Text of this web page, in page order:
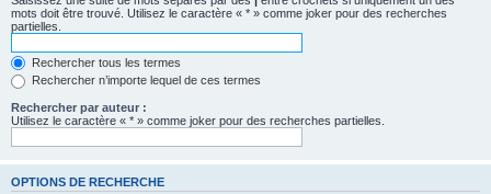
mots doit être trouvé. Utilisez le caractère « * » comme joker pour des recherches
partielles.
Rechercher tous les termes
Rechercher n’importe lequel de ces termes
Rechercher par auteur :
Utilisez le caractère « * » comme joker pour des recherches partielles.
OPTIONS DE RECHERCHE